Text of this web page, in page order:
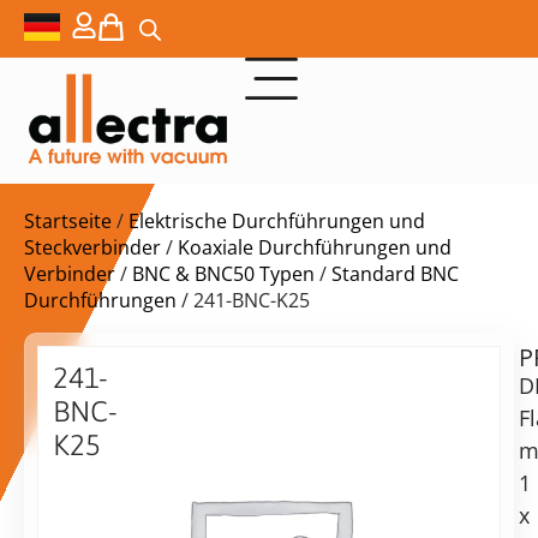
Startseite/ Elektrische Durchführungen und
Steckverbinder/ Koaxiale Durchführungen und
Verbinder/ BNC & BNC50 Typen /Standard BNC
Durchführungen / 241-BNC-K25
241-
BNC-
K25
$
1
x